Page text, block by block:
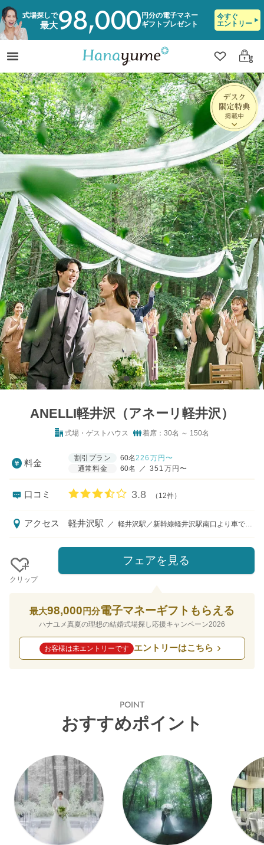
式場探しで
最大98,000 円分の電子マネー
ギフトプレゼント
今すぐ
エントリー
クリップ
ログ
ANELLI軽井沢（アネーリ軽井沢）
式場・ゲストハウス 着席：30名 ～ 150名
料金
割引プラン 60名226 万円〜
通常料金
60名 ／ 351万円〜
口コミ 口コミ評価
3.8 （12件）
アクセス 軽井沢駅 ／ 軽井沢駅／新幹線軽井沢駅南口より車で8分、上信越自動車道碓氷軽井沢ＩＣより車で15分
クリップ
フェアを見る
最大98,000 円分電子マネーギフトもらえる
ハナユメ真夏の理想の結婚式場探し応援キャンペーン2026
お客様は未エントリーです エントリーはこちら
POINT
おすすめポイント